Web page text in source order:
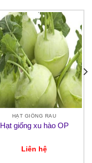
HẠT GIỐNG RAU
Hạt giống xu hào OP
Liên hệ